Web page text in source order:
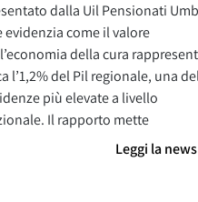
dalla Uil Pensionati
evidenzia come il valore
della cura
l’1,2% del Pil regionale, una
più elevate a livello
Il rapporto mette
Leggi la news